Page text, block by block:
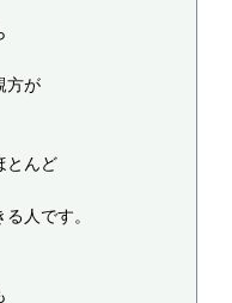
方が
とんど
人です。